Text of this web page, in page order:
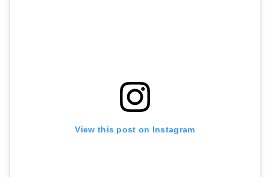
View this post on Instagram